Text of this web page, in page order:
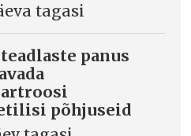
tagasi
panus
põhjuseid